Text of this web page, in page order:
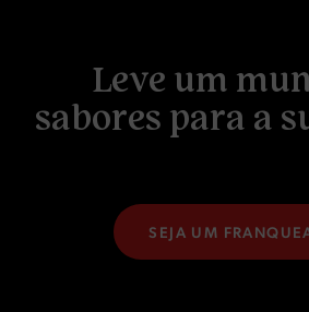
Leve um mu
sabores para a s
SEJA UM